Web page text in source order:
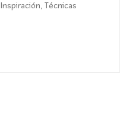
Inspiración,Técnicas